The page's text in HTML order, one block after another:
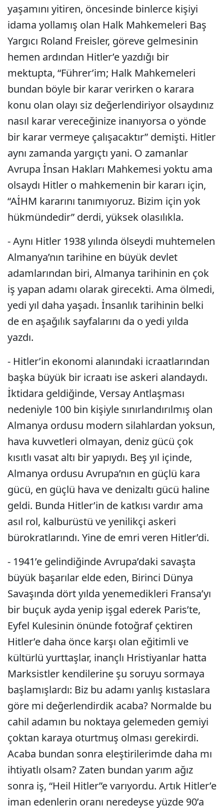
yaşamını yitiren, öncesinde binlerce kişiyi
idama yollamış olan Halk Mahkemeleri Baş
Yargıcı Roland Freisler, göreve gelmesinin
hemen ardından Hitler’e yazdığı bir
mektupta, “Führer’im; Halk Mahkemeleri
bundan böyle bir karar verirken o karara
konu olan olayı siz değerlendiriyor olsaydınız
nasıl karar vereceğinize inanıyorsa o yönde
bir karar vermeye çalışacaktır” demişti. Hitler
aynı zamanda yargıçtı yani. O zamanlar
Avrupa İnsan Hakları Mahkemesi yoktu ama
olsaydı Hitler o mahkemenin bir kararı için,
“AİHM kararını tanımıyoruz. Bizim için yok
hükmündedir” derdi, yüksek olasılıkla.
- Aynı Hitler 1938 yılında ölseydi muhtemelen
Almanya’nın tarihine en büyük devlet
adamlarından biri, Almanya tarihinin en çok
iş yapan adamı olarak girecekti. Ama ölmedi,
yedi yıl daha yaşadı. İnsanlık tarihinin belki
de en aşağılık sayfalarını da o yedi yılda
yazdı.
- Hitler’in ekonomi alanındaki icraatlarından
başka büyük bir icraatı ise askeri alandaydı.
İktidara geldiğinde, Versay Antlaşması
nedeniyle 100 bin kişiyle sınırlandırılmış olan
Almanya ordusu modern silahlardan yoksun,
hava kuvvetleri olmayan, deniz gücü çok
kısıtlı vasat altı bir yapıydı. Beş yıl içinde,
Almanya ordusu Avrupa’nın en güçlü kara
gücü, en güçlü hava ve denizaltı gücü haline
geldi. Bunda Hitler’in de katkısı vardır ama
asıl rol, kalburüstü ve yenilikçi askeri
bürokratlarındı. Yine de emri veren Hitler’di.
- 1941’e gelindiğinde Avrupa’daki savaşta
büyük başarılar elde eden, Birinci Dünya
Savaşında dört yılda yenemedikleri Fransa’yı
bir buçuk ayda yenip işgal ederek Paris’te,
Eyfel Kulesinin önünde fotoğraf çektiren
Hitler’e daha önce karşı olan eğitimli ve
kültürlü yurttaşlar, inançlı Hristiyanlar hatta
Marksistler kendilerine şu soruyu sormaya
başlamışlardı: Biz bu adamı yanlış kıstaslara
göre mi değerlendirdik acaba? Normalde bu
cahil adamın bu noktaya gelemeden gemiyi
çoktan karaya oturtmuş olması gerekirdi.
Acaba bundan sonra eleştirilerimde daha mı
ihtiyatlı olsam? Zaten bundan yarım ağız
sonra iş, “Heil Hitler”e varıyordu. Artık Hitler’e
iman edenlerin oranı neredeyse yüzde 90’a